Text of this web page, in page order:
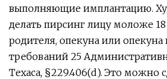
выполняющие имплантацию.
делать пирсинг лицу моложе 18
родителя, опекуна или
требований 25
Техаса, §229.406(d). Это можно